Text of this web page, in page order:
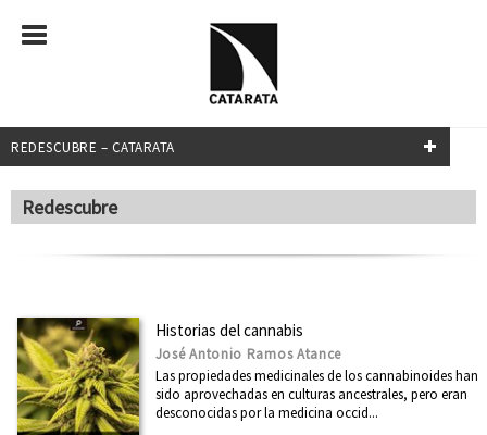
REDESCUBRE – CATARATA
NUESTRAS COLECCIONES
Investigación y Debate
Relecturas
¿Qué sabemos de?
Transiciones
Redescubre
Historias del cannabis
José Antonio Ramos Atance
Las propiedades medicinales de los cannabinoides han
sido aprovechadas en culturas ancestrales, pero eran
desconocidas por la medicina occid...